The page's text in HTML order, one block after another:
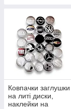
Ковпачки заглушки
на литі диски,
наклейки на